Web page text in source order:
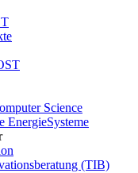
Science
EnergieSysteme
(TIB)